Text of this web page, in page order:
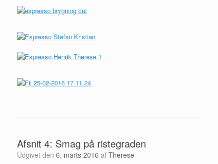
Afsnit 4: Smag på ristegraden
Udgivet den 6. marts 2016 af Therese